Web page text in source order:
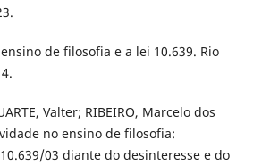
ensino de filosofia e a lei 10.639. Rio
Valter; RIBEIRO, Marcelo dos
no ensino de filosofia:
03 diante do desinteresse e do